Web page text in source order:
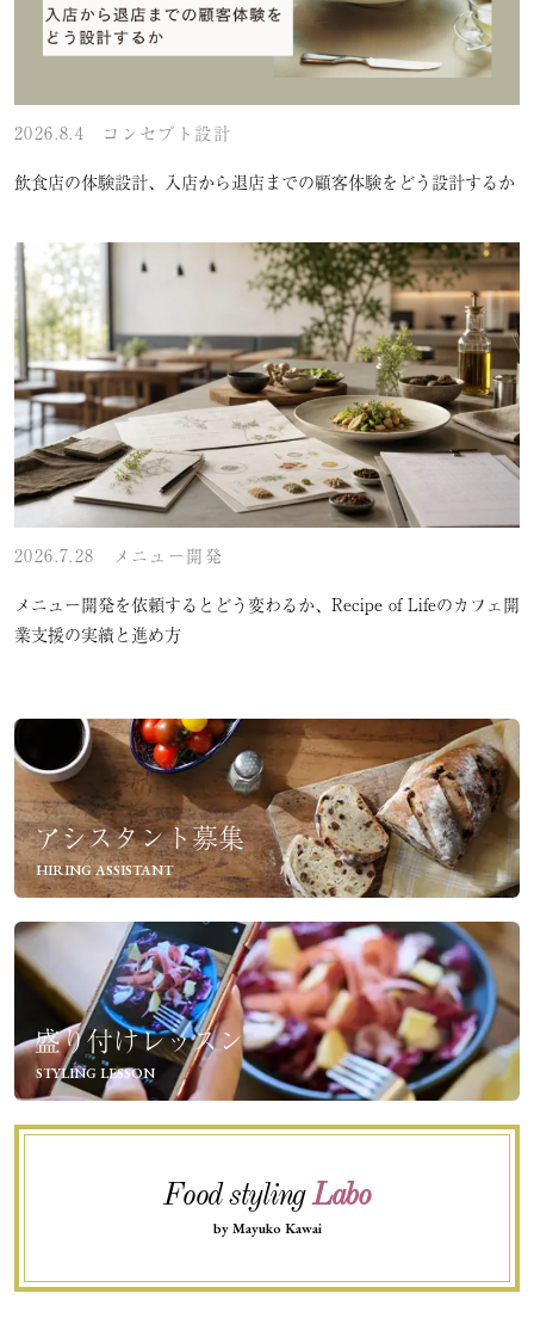
2026.8.4 コンセプト設計
飲食店の体験設計、入店から退店までの顧客体験をどう設計するか
2026.7.28 メニュー開発
メニュー開発を依頼するとどう変わるか、Recipe of Lifeのカフェ開
業支援の実績と進め方
アシスタント募集
HIRING ASSISTANT
盛り付けレッスン
STYLING LESSON
Food stylingLabo
by Mayuko Kawai